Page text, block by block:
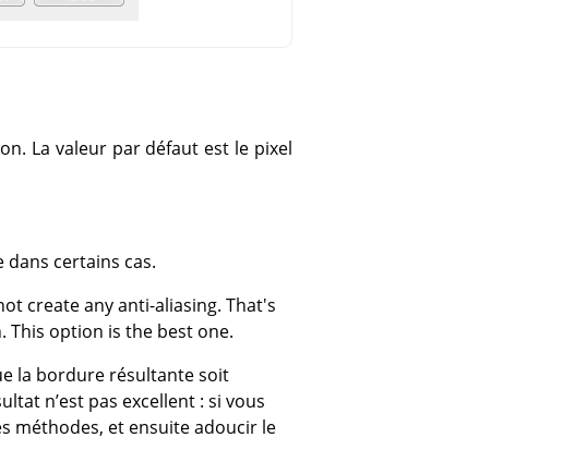
La valeur par défaut est le pixel
certains cas.
create any anti-aliasing. That's
This option is the best one.
la bordure résultante soit
n’est pas excellent : si vous
méthodes, et ensuite adoucir le